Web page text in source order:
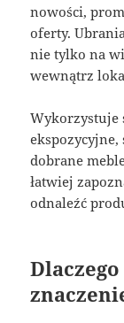
nowości,
oferty.
nie tylko na
wewnątrz
Wykorzystuje
dobrane
łatwiej
odnaleźć